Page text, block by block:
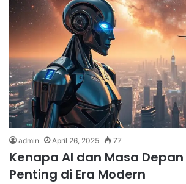
admin April 26, 2025 77
Kenapa AI dan Masa
Penting di Era Modern